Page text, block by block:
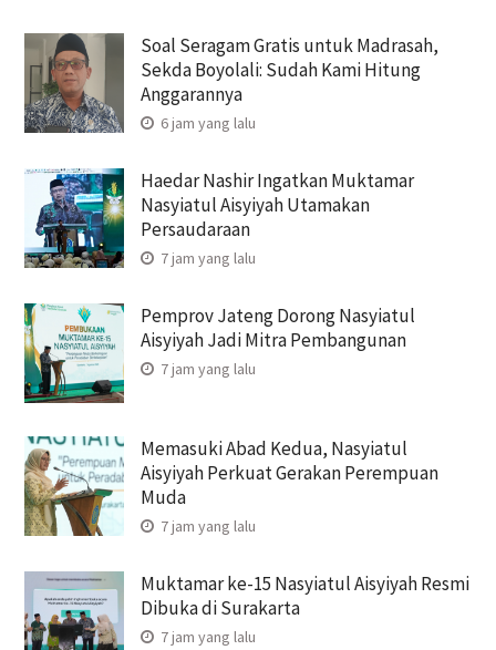
Soal Seragam Gratis untuk Madrasah,
Sekda Boyolali: Sudah Kami Hitung
Anggarannya
6 jam yang lalu
Haedar Nashir Ingatkan Muktamar
Nasyiatul Aisyiyah Utamakan
Persaudaraan
7 jam yang lalu
Pemprov Jateng Dorong Nasyiatul
Aisyiyah Jadi Mitra Pembangunan
7 jam yang lalu
Memasuki Abad Kedua, Nasyiatul
Aisyiyah Perkuat Gerakan Perempuan
Muda
7 jam yang lalu
Muktamar ke-15 Nasyiatul Aisyiyah Resmi
Dibuka di Surakarta
7 jam yang lalu